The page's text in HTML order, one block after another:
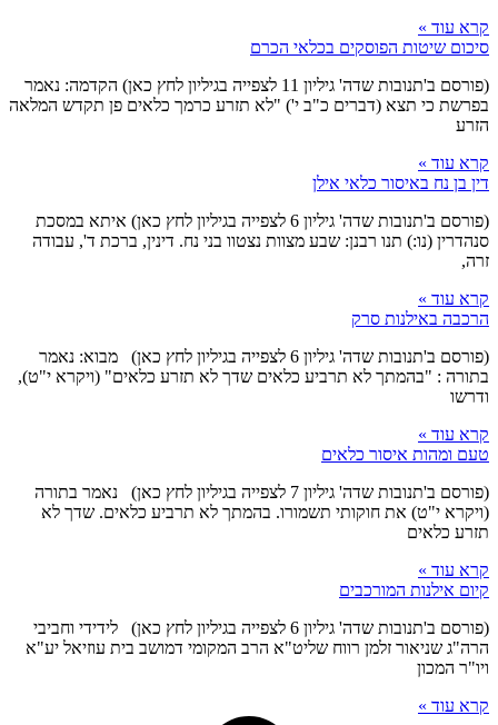
קרא עוד »
סיכום שיטות הפוסקים בכלאי הכרם
(פורסם ב'תנובות שדה' גיליון 11 לצפייה בגיליון לחץ כאן) הקדמה: נאמר
בפרשת כי תצא (דברים כ"ב י') "לא תזרע כרמך כלאים פן תקדש המלאה
הזרע
קרא עוד »
דין בן נח באיסור כלאי אילן
(פורסם ב'תנובות שדה' גיליון 6 לצפייה בגיליון לחץ כאן) איתא במסכת
סנהדרין (נו:) תנו רבנן: שבע מצוות נצטוו בני נח. דינין, ברכת ד', עבודה
זרה,
קרא עוד »
הרכבה באילנות סרק
(פורסם ב'תנובות שדה' גיליון 6 לצפייה בגיליון לחץ כאן) מבוא: נאמר
בתורה : "בהמתך לא תרביע כלאים שדך לא תזרע כלאים" (ויקרא י"ט),
ודרשו
קרא עוד »
טעם ומהות איסור כלאים
(פורסם ב'תנובות שדה' גיליון 7 לצפייה בגיליון לחץ כאן) נאמר בתורה
(ויקרא י"ט) את חוקותי תשמורו. בהמתך לא תרביע כלאים. שדך לא
תזרע כלאים
קרא עוד »
קיום אילנות המורכבים
(פורסם ב'תנובות שדה' גיליון 6 לצפייה בגיליון לחץ כאן) לידידי וחביבי
הרה"ג שניאור זלמן רווח שליט"א הרב המקומי דמושב בית עוזיאל יע"א
ויו"ר המכון
קרא עוד »